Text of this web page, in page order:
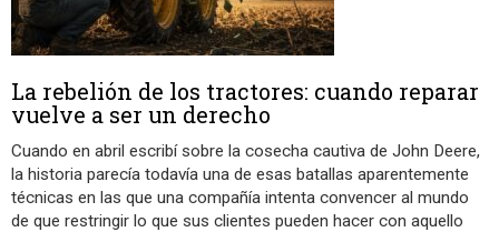
La rebelión de los tractores: cuando reparar
vuelve a ser un derecho
Cuando en abril escribí sobre la cosecha cautiva de John Deere,
la historia parecía todavía una de esas batallas aparentemente
técnicas en las que una compañía intenta convencer al mundo
de que restringir lo que sus clientes pueden hacer con aquello